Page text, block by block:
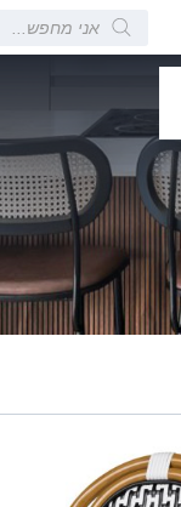
Products
search